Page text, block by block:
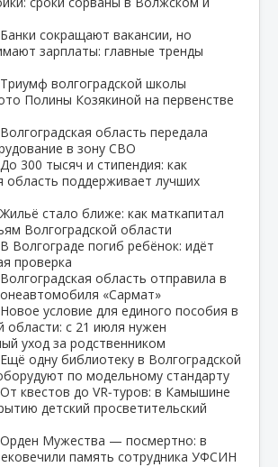
Банки сокращают вакансии, но
зарплаты: главные тренды
Триумф волгоградской школы
Полины Козякиной на первенстве
Волгоградская область передала
в зону СВО
До 300 тысяч и стипендия: как
область поддерживает лучших
Жильё стало ближе: как маткапитал
Волгоградской области
В Волгограде погиб ребёнок: идёт
проверка
Волгоградская область отправила в
«Сармат»
Новое условие для единого пособия в
области: с 21 июля нужен
уход за родственником
Ещё одну библиотеку в Волгоградской
по модельному стандарту
От квестов до VR‑туров: в Камышине
детский просветительский
Орден Мужества — посмертно: в
память сотрудника УФСИН